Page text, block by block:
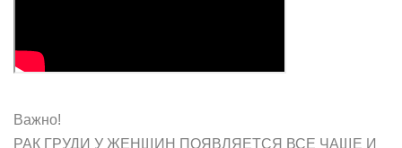
Важно!
РАК ГРУДИ У ЖЕНЩИН ПОЯВЛЯЕТСЯ ВСЕ ЧАЩЕ И